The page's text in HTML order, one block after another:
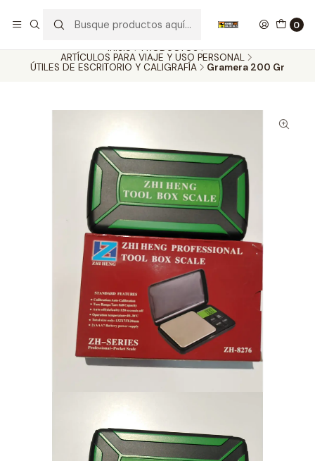
0
Inicio
PRODUCTOS
ARTÍCULOS PARA VIAJE Y USO PERSONAL
ÚTILES DE ESCRITORIO Y CALIGRAFÍA
Gramera 200 Gr